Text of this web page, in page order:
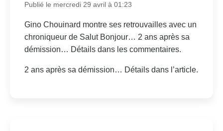
Publié le mercredi 29 avril à 01:23
Gino Chouinard montre ses retrouvailles avec un
chroniqueur de Salut Bonjour… 2 ans après sa
démission… Détails dans les commentaires.
2 ans après sa démission… Détails dans l’article.